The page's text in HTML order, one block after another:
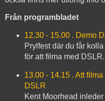
Från programbladet
12.30 - 15.00 . Demo
Prylfest där du får
för att filma med DSLR.
13.00 - 14.15 . Att
DSLR
Kent Moorhead